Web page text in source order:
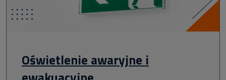
Oświetlenie awaryjne i